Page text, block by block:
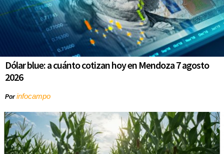
Dólar blue: a cuánto cotizan hoy en Mendoza 7 agosto
2026
Porinfocampo